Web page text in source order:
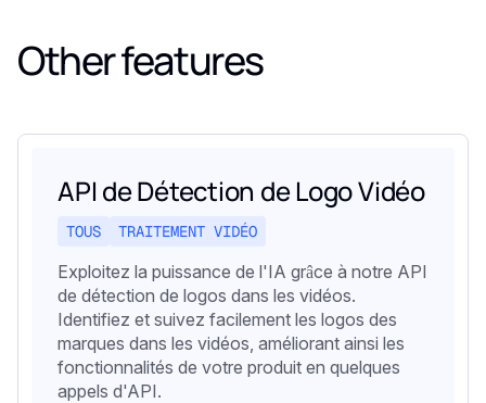
Other features
API de Détection de Logo Vidéo
TOUS TRAITEMENT VIDÉO
Exploitez la puissance de l'IA grâce à notre API
de détection de logos dans les vidéos.
Identifiez et suivez facilement les logos des
marques dans les vidéos, améliorant ainsi les
fonctionnalités de votre produit en quelques
appels d'API.